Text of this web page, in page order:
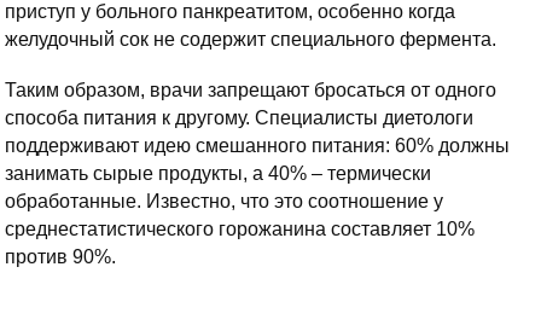
приступ у больного панкреатитом, особенно когда
желудочный сок не содержит специального фермента.
Таким образом, врачи запрещают бросаться от одного
способа питания к другому. Специалисты диетологи
поддерживают идею смешанного питания: 60% должны
занимать сырые продукты, а 40% – термически
обработанные. Известно, что это соотношение у
среднестатистического горожанина составляет 10%
против 90%.